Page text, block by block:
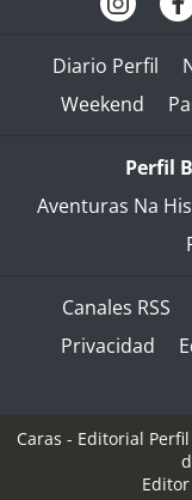
Diario Perfil
Weekend
Perfil
Aventuras Na
Canales RSS
Privacidad
Caras - Editorial Perfil